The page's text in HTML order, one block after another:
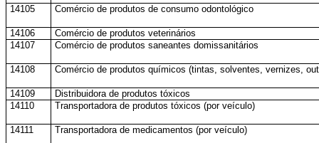
14105 Comércio de produtos de consumo odontológico
14106
Comércio de produtos veterinários
14107
Comércio de produtos saneantes domissanitários
14108 Comércio de produtos químicos (tintas, solventes, vernizes,
14109
Distribuidora de produtos tóxicos
14110
Transportadora de produtos tóxicos (por veículo)
14111 Transportadora de medicamentos (por veículo)